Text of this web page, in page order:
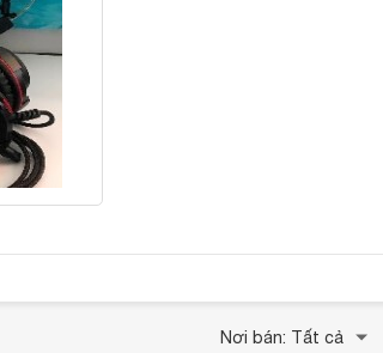
Nơi bán: Tất cả